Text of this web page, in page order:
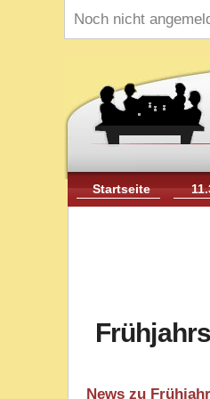
Noch nicht
Startseite
News zu